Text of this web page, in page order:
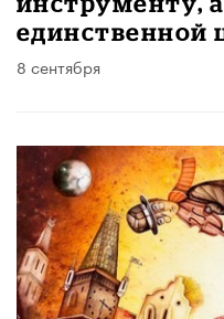
единственной
8 сентября